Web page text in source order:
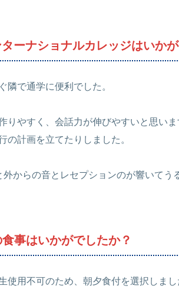
ーナショナルカレッジはいか
隣で通学に便利でした。
りやすく、会話力が伸びやすいと思い
の計画を立てたりしました。
からの音とレセプションのが響いてう
事はいかがでしたか？
使用不可のため、朝夕食付を選択しまし